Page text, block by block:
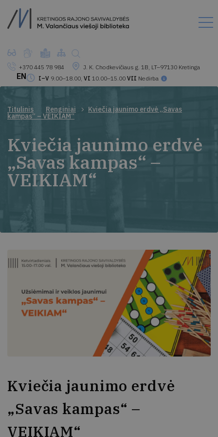
+370 445 78 984
J. K. Chodkevičiaus g. 1B, LT–97130 Kretinga
I–V 9.00–18.00, VI 10.00–15.00 VII Nedirba
EN
Titulinis Renginiai Kviečia jaunimo erdvė „Savas
kampas“ – VEIKIAM“
Kviečia jaunimo erdvė
„Savas kampas“ –
VEIKIAM“
Kviečia jaunimo erdvė
„Savas kampas“ –
VEIKIAM“